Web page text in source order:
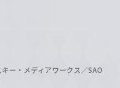
ー・メディアワークス／SAO